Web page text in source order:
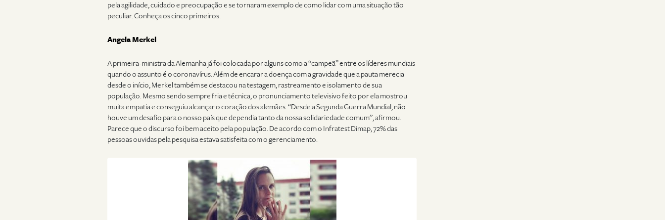
pela agilidade, cuidado e preocupação e se tornaram exemplo de como lidar com uma situação tão
peculiar. Conheça os cinco primeiros.
Angela Merkel
A primeira-ministra da Alemanha já foi colocada por alguns como a “campeã” entre os líderes mundiais
quando o assunto é o coronavírus. Além de encarar a doença com a gravidade que a pauta merecia
desde o início, Merkel também se destacou na testagem, rastreamento e isolamento de sua
população. Mesmo sendo sempre fria e técnica, o pronunciamento televisivo feito por ela mostrou
muita empatia e conseguiu alcançar o coração dos alemães. “Desde a Segunda Guerra Mundial, não
houve um desafio para o nosso país que dependia tanto da nossa solidariedade comum”, afirmou.
Parece que o discurso foi bem aceito pela população. De acordo com o Infratest Dimap, 72% das
pessoas ouvidas pela pesquisa estava satisfeita com o gerenciamento.